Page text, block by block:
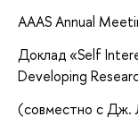
AAAS Annual
Доклад «Self
Developing
(совместно с Дж.